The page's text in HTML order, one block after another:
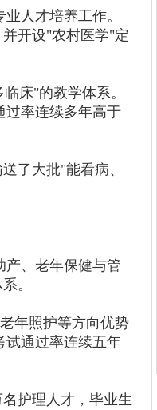
人才培养工作。
开设"农村医学"定
床"的教学体系。
过率连续多年高于
了大批"能看病、
产、老年保健与管
系。
年照护等方向优势
试通过率连续五年
护理人才，毕业生